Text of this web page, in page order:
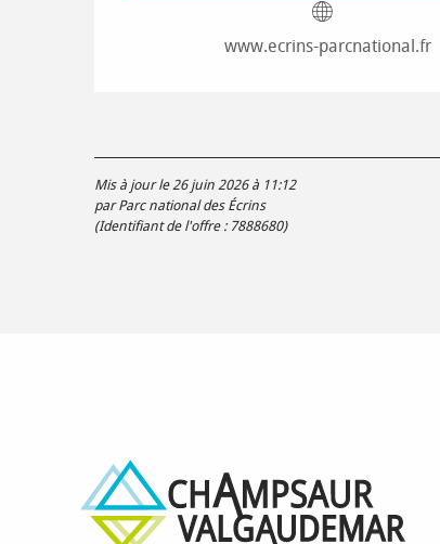
www.ecrins-parcnational.fr
Mis à jour le 26 juin 2026 à 11:12
par Parc national des Écrins
(Identifiant de l'offre : 7888680)